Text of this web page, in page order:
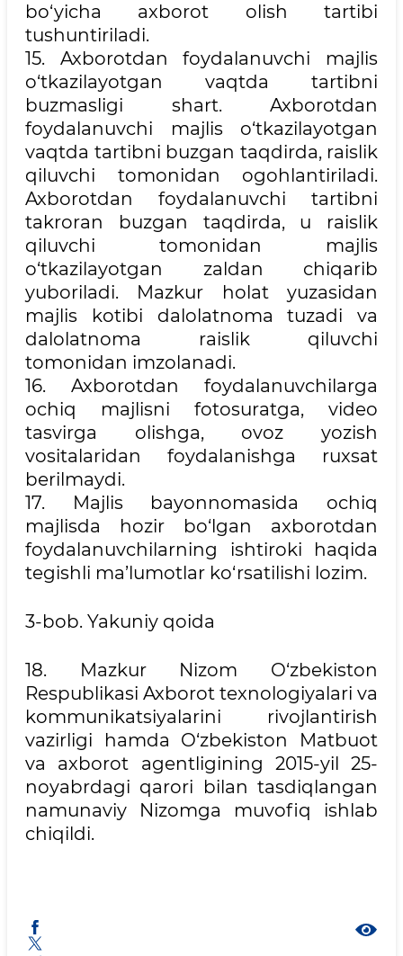
bo‘yicha axborot olish tartibi
tushuntiriladi.
15. Axborotdan foydalanuvchi majlis
o‘tkazilayotgan vaqtda tartibni
buzmasligi shart. Axborotdan
foydalanuvchi majlis o‘tkazilayotgan
vaqtda tartibni buzgan taqdirda, raislik
qiluvchi tomonidan ogohlantiriladi.
Axborotdan foydalanuvchi tartibni
takroran buzgan taqdirda, u raislik
qiluvchi tomonidan majlis
o‘tkazilayotgan zaldan chiqarib
yuboriladi. Mazkur holat yuzasidan
majlis kotibi dalolatnoma tuzadi va
dalolatnoma raislik qiluvchi
tomonidan imzolanadi.
16. Axborotdan foydalanuvchilarga
ochiq majlisni fotosuratga, video
tasvirga olishga, ovoz yozish
vositalaridan foydalanishga ruxsat
berilmaydi.
17. Majlis bayonnomasida ochiq
majlisda hozir bo‘lgan axborotdan
foydalanuvchilarning ishtiroki haqida
tegishli ma’lumotlar ko‘rsatilishi lozim.
3-bob. Yakuniy qoida
18. Mazkur Nizom O‘zbekiston
Respublikasi Axborot texnologiyalari va
kommunikatsiyalarini rivojlantirish
vazirligi hamda O‘zbekiston Matbuot
va axborot agentligining 2015-yil 25-
noyabrdagi qarori bilan tasdiqlangan
namunaviy Nizomga muvofiq ishlab
chiqildi.